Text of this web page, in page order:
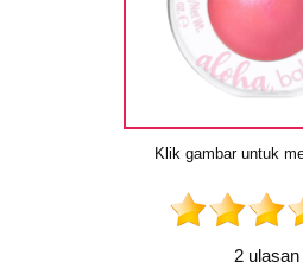
Klik gambar untuk
2 ulasan